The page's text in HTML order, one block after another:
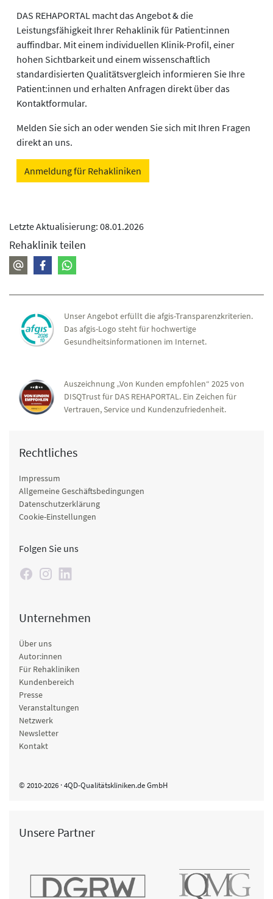
DAS REHAPORTAL macht das Angebot & die
Leistungsfähigkeit Ihrer Rehaklinik für Patient:innen
auffindbar. Mit einem individuellen Klinik-Profil, einer
hohen Sichtbarkeit und einem wissenschaftlich
standardisierten Qualitätsvergleich informieren Sie Ihre
Patient:innen und erhalten Anfragen direkt über das
Kontaktformular.
Melden Sie sich an oder wenden Sie sich mit Ihren Fragen
direkt an uns.
Anmeldung für Rehakliniken
Letzte Aktualisierung: 08.01.2026
Rehaklinik teilen
Unser Angebot erfüllt die afgis-Transparenzkriterien.
Das afgis-Logo steht für hochwertige
Gesundheitsinformationen im Internet.
Auszeichnung „Von Kunden empfohlen“ 2025 von
DISQTrust für DAS REHAPORTAL. Ein Zeichen für
Vertrauen, Service und Kundenzufriedenheit.
Rechtliches
Impressum
Allgemeine Geschäftsbedingungen
Datenschutzerklärung
Cookie-Einstellungen
Folgen Sie uns
Unternehmen
Über uns
Autor:innen
Für Rehakliniken
Kundenbereich
Presse
Veranstaltungen
Netzwerk
Newsletter
Kontakt
© 2010-2026 · 4QD-Qualitätskliniken.de GmbH
Unsere Partner